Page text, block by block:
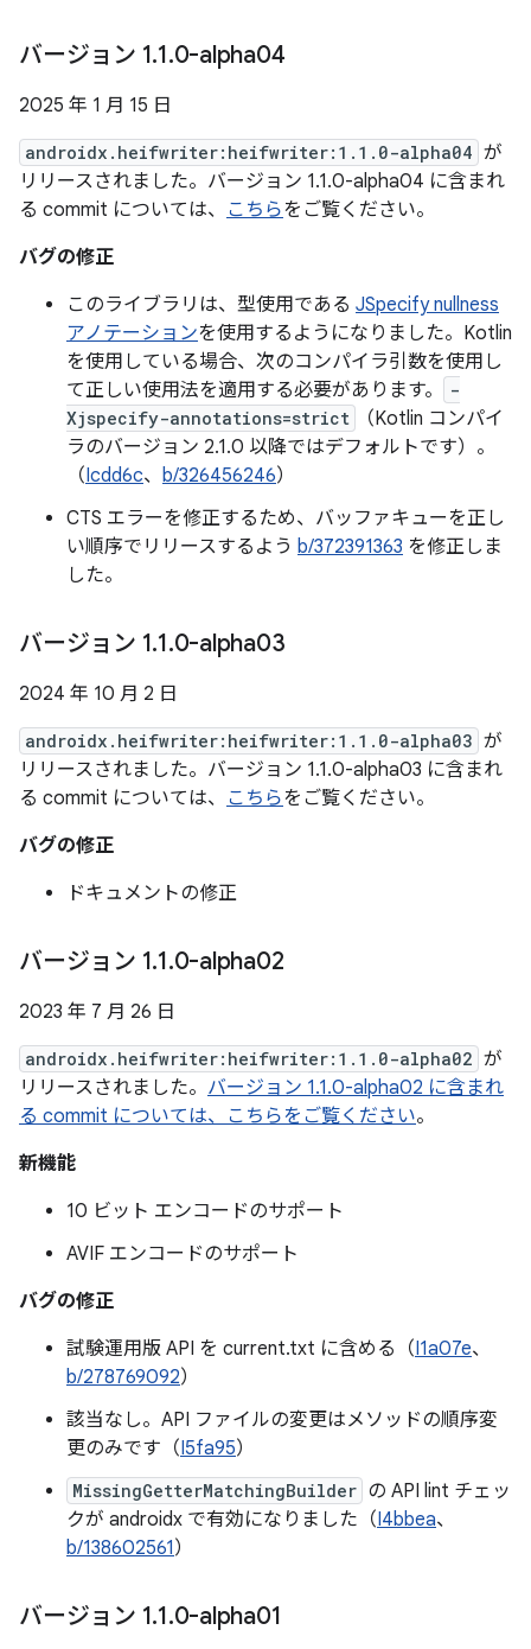
バージョン 1.1.0-alpha04
2025 年 1 月 15 日
androidx.heifwriter:heifwriter:1.1.0-alpha04 が
リリースされました。バージョン 1.1.0-alpha04 に含まれ
る commit については、 こちらをご覧ください。
バグの修正
このライブラリは、型使用である JSpecify nullness
アノテーションを使用するようになりました。Kotlin
を使用している場合、次のコンパイラ引数を使用し
て正しい使用法を適用する必要があります。
-
Xjspecify-annotations=strict
（Kotlin コンパイ
ラのバージョン 2.1.0 以降ではデフォルトです）。
（Icdd6c、 b/326456246）
CTS エラーを修正するため、バッファキューを正し
い順序でリリースするよう b/372391363 を修正しま
した。
バージョン 1.1.0-alpha03
2024 年 10 月 2 日
androidx.heifwriter:heifwriter:1.1.0-alpha03 が
リリースされました。バージョン 1.1.0-alpha03 に含まれ
る commit については、 こちらをご覧ください。
バグの修正
ドキュメントの修正
バージョン 1.1.0-alpha02
2023 年 7 月 26 日
androidx.heifwriter:heifwriter:1.1.0-alpha02 が
リリースされました。 バージョン 1.1.0-alpha02 に含まれ
る commit については、こちらをご覧ください。
新機能
10 ビット エンコードのサポート
AVIF エンコードのサポート
バグの修正
試験運用版 API を current.txt に含める（I1a07e、
b/278769092）
該当なし。API ファイルの変更はメソッドの順序変
更のみです（I5fa95）
MissingGetterMatchingBuilder の API lint チェッ
クが androidx で有効になりました（I4bbea、
b/138602561）
バージョン 1.1.0-alpha01